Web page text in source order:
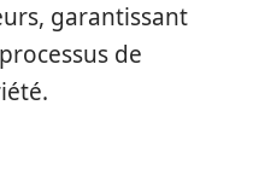
garantissant
de